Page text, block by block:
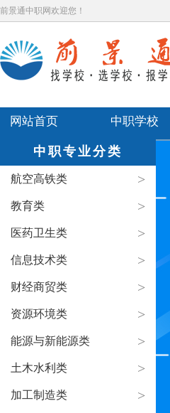
前景通中职网欢迎您！
中职专业分类
航空高铁类 >
教育类 >
医药卫生类 >
信息技术类 >
财经商贸类 >
资源环境类 >
能源与新能源类 >
土木水利类 >
加工制造类 >
网站首页 中职学校